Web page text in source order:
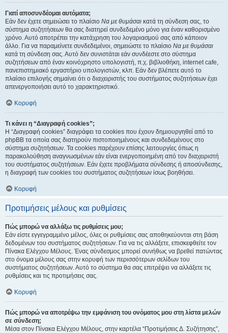
Γιατί αποσυνδέομαι αυτόματα;
Εάν δεν έχετε σημειώσει το πλαίσιο Να με θυμάσαι κατά τη σύνδεση σας, το
σύστημα συζητήσεων θα σας διατηρεί συνδεδεμένο μόνο για έναν καθορισμένο
χρόνο. Αυτό αποτρέπει την κατάχρηση του λογαριασμού σας από κάποιον
άλλο. Για να παραμείνετε συνδεδεμένοι, σημειώστε το πλαίσιο Να με θυμάσαι
κατά τη σύνδεση σας. Αυτό δεν συνιστάται εάν συνδέεστε στο σύστημα
συζητήσεων από έναν κοινόχρηστο υπολογιστή, π.χ. βιβλιοθήκη, internet cafe,
πανεπιστημιακό εργαστήριο υπολογιστών, κλπ. Εάν δεν βλέπετε αυτό το
πλαίσιο επιλογής σημαίνει ότι ο διαχειριστής του συστήματος συζητήσεων έχει
απενεργοποιήσει αυτό το χαρακτηριστικό.
Κορυφή
Τι κάνει η “Διαγραφή cookies”;
Η “Διαγραφή cookies” διαγράφει τα cookies που έχουν δημιουργηθεί από το
phpBB τα οποία σας διατηρούν πιστοποιημένους και συνδεδεμένους στο
σύστημα συζητήσεων. Τα cookies παρέχουν επίσης λειτουργίες όπως η
παρακολούθηση αναγνωσμένων εάν είναι ενεργοποιημένη από τον διαχειριστή
του συστήματος συζητήσεων. Εάν έχετε προβλήματα σύνδεσης ή αποσύνδεσης,
η διαγραφή των cookies του συστήματος συζητήσεων ίσως βοηθήσει.
Κορυφή
Προτιμήσεις μέλους και ρυθμίσεις
Πώς μπορώ να αλλάξω τις ρυθμίσεις μου;
Εάν είστε εγγεγραμμένο μέλος, όλες οι ρυθμίσεις σας αποθηκεύονται στη βάση
δεδομένων του συστήματος συζητήσεων. Για να τις αλλάξετε, επισκεφθείτε τον
Πίνακα Ελέγχου Μέλους. Ένας σύνδεσμος μπορεί συνήθως να βρεθεί πατώντας
στο όνομα μέλους σας στην κορυφή των περισσότερων σελίδων του
συστήματος συζητήσεων. Αυτό το σύστημα θα σας επιτρέψει να αλλάξετε τις
ρυθμίσεις και τις προτιμήσεις σας.
Κορυφή
Πώς μπορώ να αποτρέψω την εμφάνιση του ονόματος μου στη λίστα μελών
σε σύνδεση;
Μέσα στον Πίνακα Ελέγχου Μέλους, στην καρτέλα “Προτιμήσεις Δ. Συζήτησης”,